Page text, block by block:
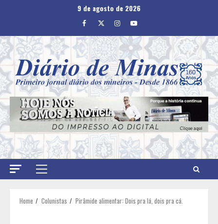
9 de agosto de 2026
Facebook
TwitterInstagram
Youtube
Primary
Home Colunistas Pirâmide alimentar: Dois pra lá, dois pra cá.